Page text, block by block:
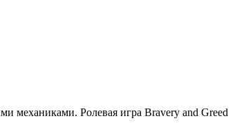
механиками. Ролевая игра Bravery and Greed